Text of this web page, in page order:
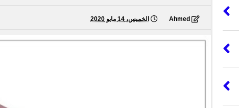
Ahmed الخميس، 14 مايو 2020